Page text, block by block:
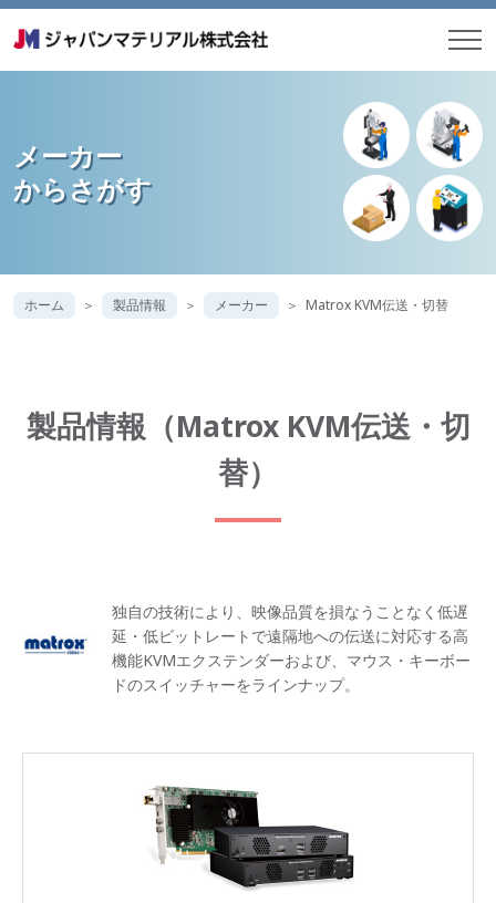
メーカー
からさがす
ホーム 製品情報 メーカー Matrox KVM伝送・切替
製品情報（Matrox KVM伝送・切
替）
独自の技術により、映像品質を損なうことなく低遅
延・低ビットレートで遠隔地への伝送に対応する高
機能KVMエクステンダーおよび、マウス・キーボー
ドのスイッチャーをラインナップ。